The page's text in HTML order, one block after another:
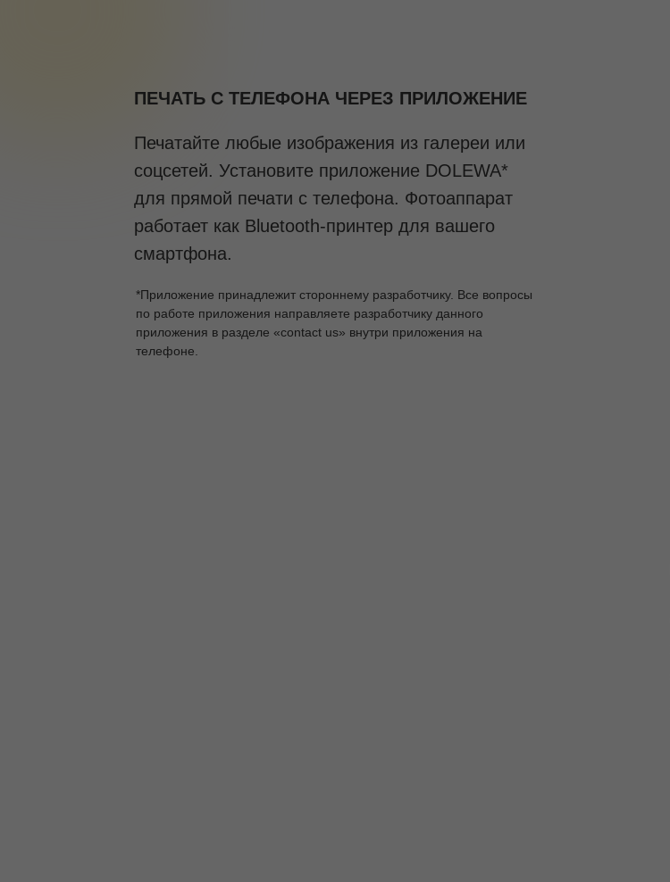
ПЕЧАТЬ С ТЕЛЕФОНА ЧЕРЕЗ ПРИЛОЖЕНИЕ
*Приложение принадлежит стороннему разработчику. Все вопросы
по работе приложения направляете разработчику данного
приложения в разделе «contact us» внутри приложения на
телефоне.
Печатайте любые изображения из галереи или
соцсетей. Установите приложение DOLEWA*
для прямой печати с телефона. Фотоаппарат
работает как Bluetooth-принтер для вашего
смартфона.